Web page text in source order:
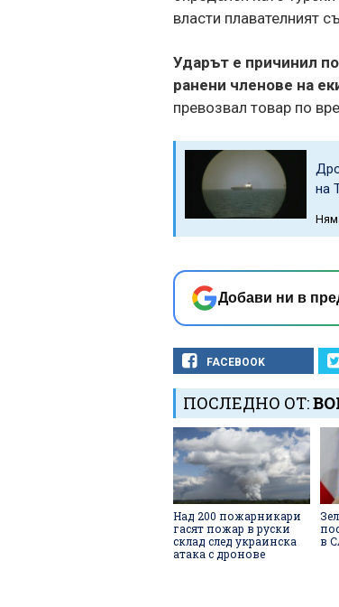
власти плавателният
Ударът е причинил
ранени членове на
превозвал товар по
на
Добави ни в
FACEBOOK
ПОСЛЕДНО ОТ:
Над 200 пожарникари
гасят пожар в руски
склад след украинска
атака с дронове
в